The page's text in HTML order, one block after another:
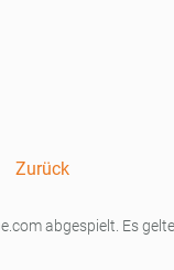
Zurück
abgespielt. Es